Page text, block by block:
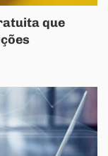
que